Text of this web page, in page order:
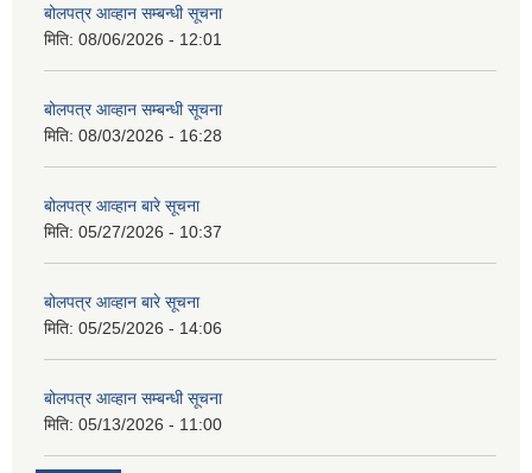
बोलपत्र आव्हान सम्बन्धी सूचना
मिति: 08/06/2026 - 12:01
बोलपत्र आव्हान सम्बन्धी सूचना
मिति: 08/03/2026 - 16:28
बोलपत्र आव्हान बारे सूचना
मिति: 05/27/2026 - 10:37
बोलपत्र आव्हान बारे सूचना
मिति: 05/25/2026 - 14:06
बोलपत्र आव्हान सम्बन्धी सूचना
मिति: 05/13/2026 - 11:00